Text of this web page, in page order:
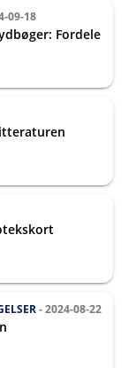
09-18
Fordele
- 2024-08-22